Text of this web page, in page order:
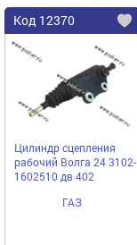
Код 12370
Цилиндр сцепления
рабочий Волга 24 3102-
1602510 дв 402
ГАЗ